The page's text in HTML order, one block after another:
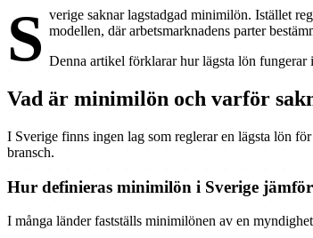
S verige saknar lagstadgad minimilön. Istället
modellen, där arbetsmarknadens parter
Denna artikel förklarar hur lägsta lön
Vad är minimilön och varför
I Sverige finns ingen lag som reglerar en lägsta lön
bransch.
Hur definieras minimilön i Sverige
I många länder fastställs minimilönen av en